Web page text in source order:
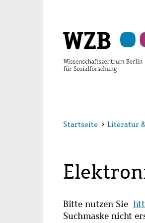
Startseite > Literatur
Bitte nutzen Sie
Suchmaske nicht